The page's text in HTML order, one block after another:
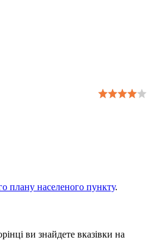
плану населеного пункту.
ви знайдете вказівки на